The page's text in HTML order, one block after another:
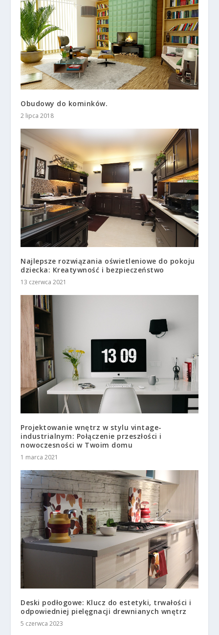
Obudowy do kominków.
2 lipca 2018
Najlepsze rozwiązania oświetleniowe do pokoju
dziecka: Kreatywność i bezpieczeństwo
13 czerwca 2021
Projektowanie wnętrz w stylu vintage-
industrialnym: Połączenie przeszłości i
nowoczesności w Twoim domu
1 marca 2021
Deski podłogowe: Klucz do estetyki, trwałości i
odpowiedniej pielęgnacji drewnianych wnętrz
5 czerwca 2023